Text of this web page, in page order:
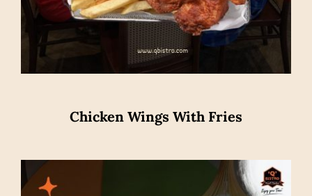
Chicken Wings With Fries